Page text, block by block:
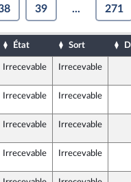
39 ... 271
État Sort
n°4486
Irrecevable Irrecevable
n°4486
Irrecevable Irrecevable
n°4486
Irrecevable Irrecevable
n°4486
Irrecevable Irrecevable